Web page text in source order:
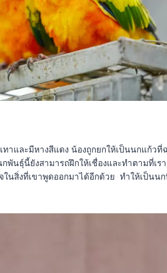
และมีหางสีแดง น้องถูกยกให้เป็นนกแก้ว
นธุ์นี้ยังสามารถฝึกให้เชื่องและทำตามที่เ
นสิ่งที่เขาพูดออกมาได้อีกด้วย ทำให้เป็น